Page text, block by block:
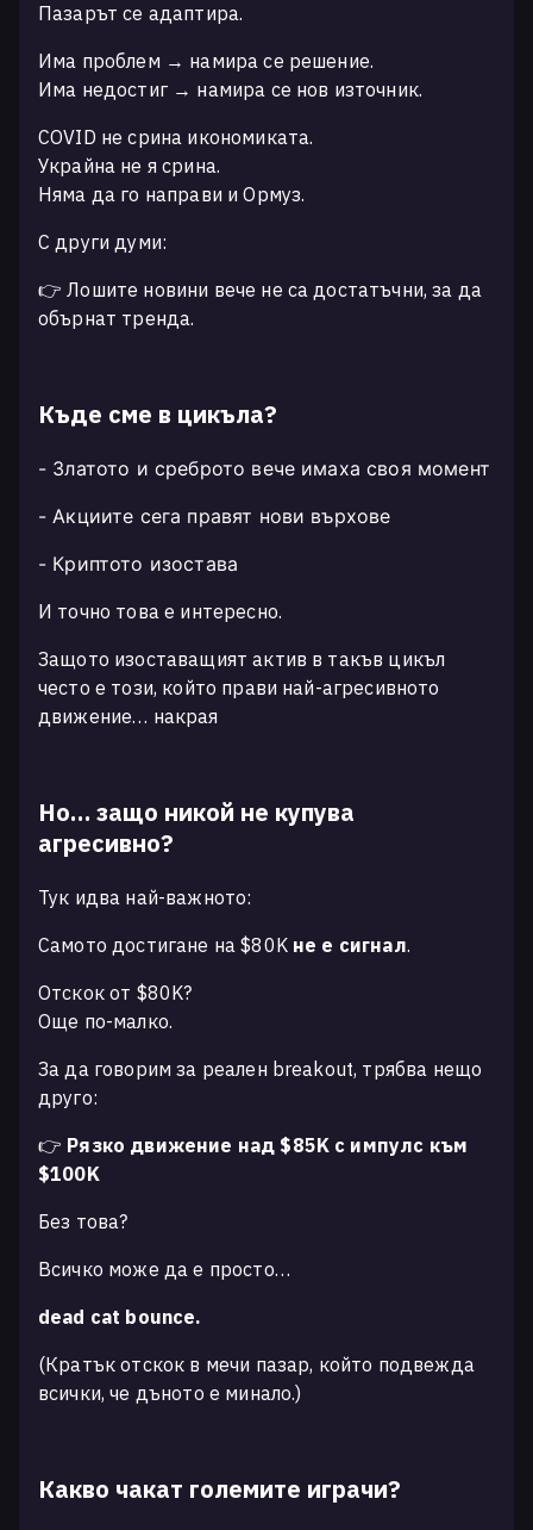
Пазарът се адаптира.
Има проблем → намира се решение.
Има недостиг → намира се нов източник.
COVID не срина икономиката.
Украйна не я срина.
Няма да го направи и Ормуз.
С други думи:
👉 Лошите новини вече не са достатъчни, за да
обърнат тренда.
Къде сме в цикъла?
- Златото и среброто вече имаха своя момент
- Акциите сега правят нови върхове
- Криптото изостава
И точно това е интересно.
Защото изоставащият актив в такъв цикъл
често е този, който прави най-агресивното
движение… накрая
Но… защо никой не купува
агресивно?
Тук идва най-важното:
Самото достигане на $80K не е сигнал.
Отскок от $80K?
Още по-малко.
За да говорим за реален breakout, трябва нещо
друго:
👉 Рязко движение над $85K с импулс към
$100K
Без това?
Всичко може да е просто…
dead cat bounce.
(Кратък отскок в мечи пазар, който подвежда
всички, че дъното е минало.)
Какво чакат големите играчи?